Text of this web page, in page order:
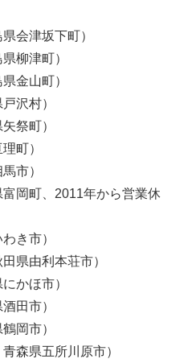
会津坂下町）
柳津町）
金山町）
沢村）
祭町）
町）
市）
岡町、2011年から営業休
き市）
県由利本荘市）
かほ市）
田市）
岡市）
森県五所川原市）